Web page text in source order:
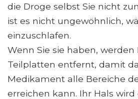
die Droge selbst Sie nicht
ist es nicht ungewöhnlich,
einzuschlafen.
Wenn Sie sie haben,
Teilplatten entfernt, damit
Medikament alle Bereiche
erreichen kann. Ihr Hals